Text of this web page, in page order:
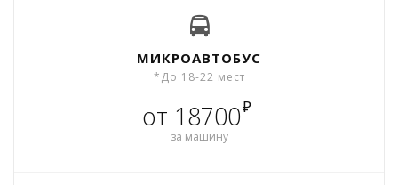
МИКРОАВТОБУС
*До 18-22 мест
от 18700₽
за машину